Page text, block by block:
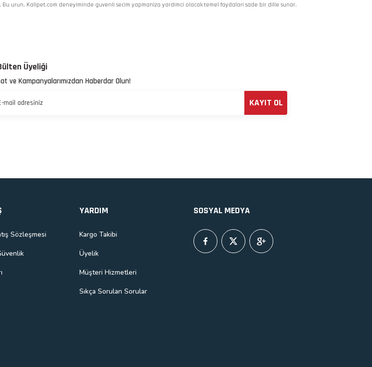
Bu urun, Kalipet.com deneyiminde guvenli secim yapmaniza yardimci olacak temel faydalari sade bir dille sunar.
Üyeliği
ve Kampanyalarımızdan Haberdar Olun!
KAYIT OL
Sözleşmesi
YARDIM
Kargo Takibi
Üyelik
Müşteri Hizmetleri
Sıkça Sorulan Sorular
SOSYAL MEDYA